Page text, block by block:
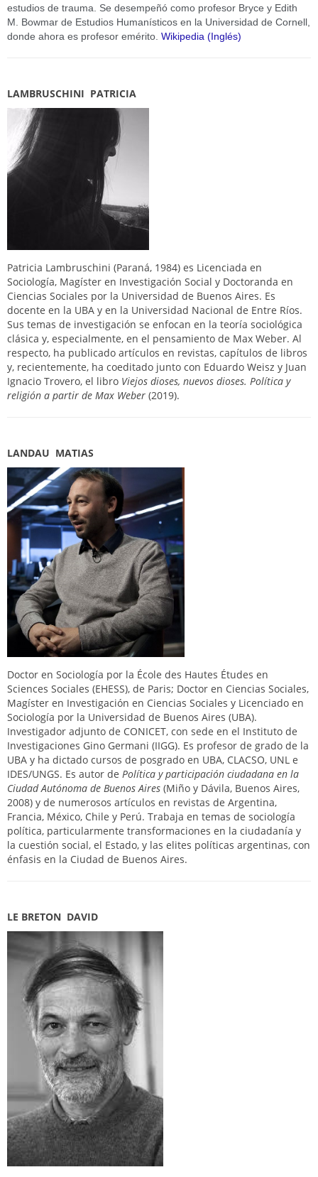
estudios de trauma. Se desempeñó como profesor Bryce y Edith
M. Bowmar de Estudios Humanísticos en la Universidad de Cornell,
donde ahora es profesor emérito. Wikipedia (Inglés)
LAMBRUSCHINI PATRICIA
Patricia Lambruschini (Paraná, 1984) es Licenciada en
Sociología, Magíster en Investigación Social y Doctoranda en
Ciencias Sociales por la Universidad de Buenos Aires. Es
docente en la UBA y en la Universidad Nacional de Entre Ríos.
Sus temas de investigación se enfocan en la teoría sociológica
clásica y, especialmente, en el pensamiento de Max Weber. Al
respecto, ha publicado artículos en revistas, capítulos de libros
y, recientemente, ha coeditado junto con Eduardo Weisz y Juan
Ignacio Trovero, el libro Viejos dioses, nuevos dioses. Política y
religión a partir de Max Weber (2019).
LANDAU MATIAS
Doctor en Sociología por la École des Hautes Études en
Sciences Sociales (EHESS), de Paris; Doctor en Ciencias Sociales,
Magíster en Investigación en Ciencias Sociales y Licenciado en
Sociología por la Universidad de Buenos Aires (UBA).
Investigador adjunto de CONICET, con sede en el Instituto de
Investigaciones Gino Germani (IIGG). Es profesor de grado de la
UBA y ha dictado cursos de posgrado en UBA, CLACSO, UNL e
IDES/UNGS. Es autor de Política y participación ciudadana en la
Ciudad Autónoma de Buenos Aires (Miño y Dávila, Buenos Aires,
2008) y de numerosos artículos en revistas de Argentina,
Francia, México, Chile y Perú. Trabaja en temas de sociología
política, particularmente transformaciones en la ciudadanía y
la cuestión social, el Estado, y las elites políticas argentinas, con
énfasis en la Ciudad de Buenos Aires.
LE BRETON DAVID